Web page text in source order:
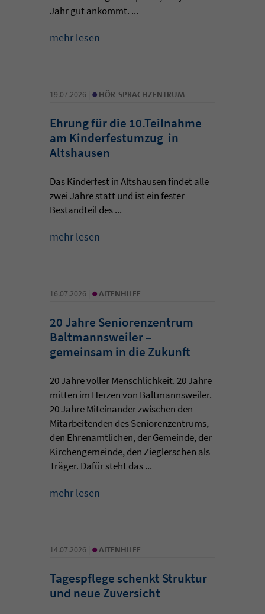
Jahr gut ankommt. ...
mehr lesen
19.07.2026 | • HÖR-SPRACHZENTRUM
Ehrung für die 10.Teilnahme
am Kinderfestumzug in
Altshausen
Das Kinderfest in Altshausen findet alle
zwei Jahre statt und ist ein fester
Bestandteil des ...
mehr lesen
16.07.2026 | • ALTENHILFE
20 Jahre Seniorenzentrum
Baltmannsweiler –
gemeinsam in die Zukunft
20 Jahre voller Menschlichkeit. 20 Jahre
mitten im Herzen von Baltmannsweiler.
20 Jahre Miteinander zwischen den
Mitarbeitenden des Seniorenzentrums,
den Ehrenamtlichen, der Gemeinde, der
Kirchengemeinde, den Zieglerschen als
Träger. Dafür steht das ...
mehr lesen
14.07.2026 | • ALTENHILFE
Tagespflege schenkt Struktur
und neue Zuversicht